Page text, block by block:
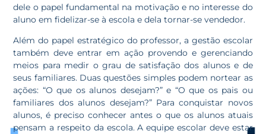
dele o papel fundamental na motivação e no interesse do
aluno em fidelizar-se à escola e dela tornar-se vendedor.
Além do papel estratégico do professor, a gestão escolar
também deve entrar em ação provendo e gerenciando
meios para medir o grau de satisfação dos alunos e de
seus familiares. Duas questões simples podem nortear as
ações: “O que os alunos desejam?” e “O que os pais ou
familiares dos alunos desejam?” Para conquistar novos
alunos, é preciso conhecer antes o que os alunos atuais
pensam a respeito da escola. A equipe escolar deve estar